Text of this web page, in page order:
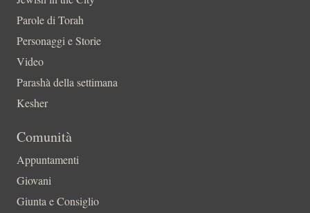
Parole di Torah
Personaggi e Storie
Video
Parashà della settimana
Kesher
Comunità
Appuntamenti
Giovani
Giunta e Consiglio